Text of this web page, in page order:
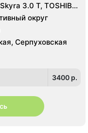
3.0 Т, TOSHIBA
Aquilion
округ
Серпуховская
3400 p.